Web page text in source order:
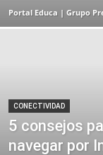
Portal Educa | Grupo
CONECTIVIDAD
5 consejos
navegar por